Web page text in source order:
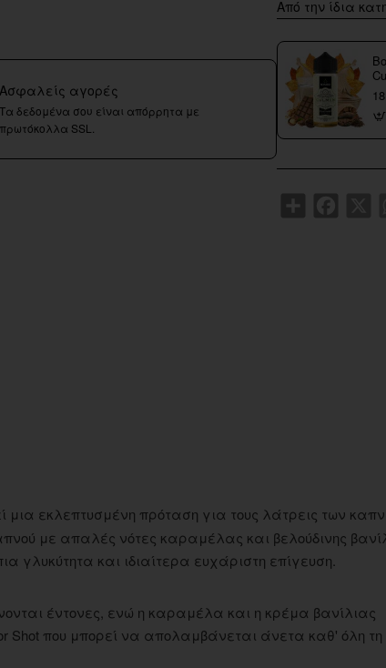
Ασφαλείς αγορές
Τα δεδομένα σου είναι απόρρητα με
πρωτόκολλα SSL.
Από την ίδια
μια εκλεπτυσμένη πρόταση για τους λάτρεις των
με απαλές νότες καραμέλας και βελούδινης
και ιδιαίτερα ευχάριστη επίγευση.
έντονες, ενώ η καραμέλα και η κρέμα βανίλιας
Shot που μπορεί να απολαμβάνεται άνετα καθ' όλη τη